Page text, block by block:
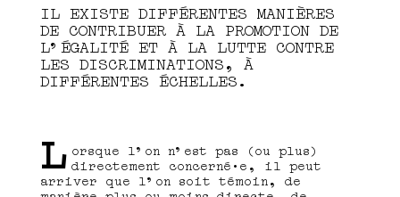
IL EXISTE DIFFÉRENTES MANIÈRES
DE CONTRIBUER À LA PROMOTION DE
L’ÉGALITÉ ET À LA LUTTE CONTRE
LES DISCRIMINATIONS, À
DIFFÉRENTES ÉCHELLES.
L orsque l’on n’est pas (ou plus)
directement concerné·e, il peut
arriver que l’on soit témoin, de